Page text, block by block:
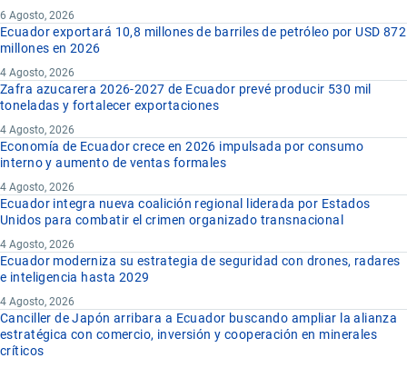
6 Agosto, 2026
Ecuador exportará 10,8 millones de barriles de petróleo por USD 872
millones en 2026
4 Agosto, 2026
Zafra azucarera 2026-2027 de Ecuador prevé producir 530 mil
toneladas y fortalecer exportaciones
4 Agosto, 2026
Economía de Ecuador crece en 2026 impulsada por consumo
interno y aumento de ventas formales
4 Agosto, 2026
Ecuador integra nueva coalición regional liderada por Estados
Unidos para combatir el crimen organizado transnacional
4 Agosto, 2026
Ecuador moderniza su estrategia de seguridad con drones, radares
e inteligencia hasta 2029
4 Agosto, 2026
Canciller de Japón arribara a Ecuador buscando ampliar la alianza
estratégica con comercio, inversión y cooperación en minerales
críticos